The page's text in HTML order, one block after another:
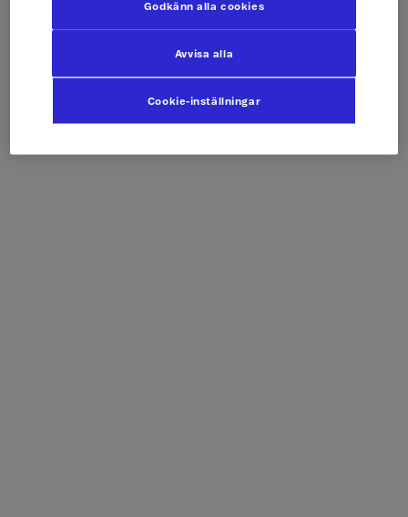
Cookie-inställningar
Avvisa alla
Godkänn alla cookies